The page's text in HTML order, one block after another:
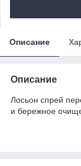
Описание
Описание
Лосьон спрей
и бережное